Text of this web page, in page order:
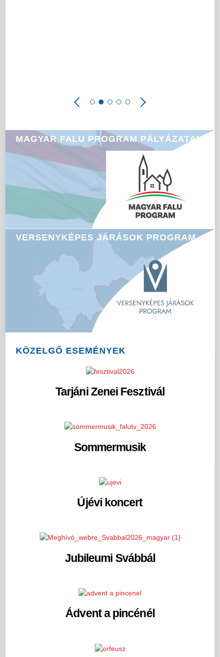
MAGYAR FALU PROGRAM PÁLYÁZATAI
VERSENYKÉPES JÁRÁSOK PROGRAM
KÖZELGŐ ESEMÉNYEK
Tarjáni Zenei Fesztivál
Sommermusik
Újévi koncert
Jubileumi Svábbál
Ádvent a pincénél